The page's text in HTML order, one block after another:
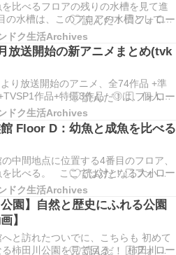
比べるフロアの残りの水槽を見て進
水槽は、このフロアの水槽としては
サンゴ礁を再現した水槽に様々な魚が
となる。 そんな水槽で見れるのは、チ
ショウダイの幼魚をはじめ ハタタテ
メワケベラ、ナンヨウハギといった
ドク生活Archives
放送開始の新アニメまとめ(tvk
り放送開始のアニメ、全74作品 +準
作品+特撮3作品 ◎は、個人的
る作品。●は、とりあえずチェックし
。（■は特撮）▲は、他作品と被ってい
帯が若干厳しい作品。（△は、他作品
りなどにより配信にて視聴予…
ドク生活Archives
Floor D：幼魚と成魚を比べる
中間地点に位置する4番目のフロア、
を比べる。 ここでは対となる大小の
16槽)それぞれに幼魚と成魚を 並べて
いるという、まさに幼魚水族館の真骨
る 展示となっている。（サクラダイの
含めると水槽数は17） まず…
ドク生活Archives
公園】自然と歴史にふれる公園
】
と訪れたついでに、こちらも 初めて
る柿田川公園を見て回る。 柿田川公